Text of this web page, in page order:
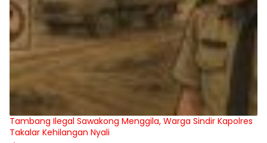
Tambang Ilegal Sawakong Menggila, Warga Sindir Kapolres
Takalar Kehilangan Nyali